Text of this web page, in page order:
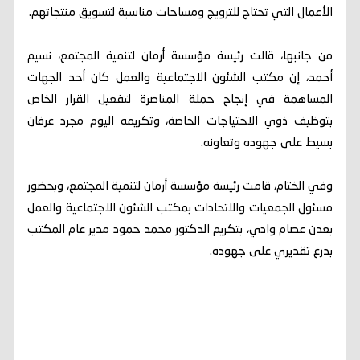
الأعمال التي تحتاج للترويج ومساحات مناسبة لتسويق منتجاتهم.
من جانبها، قالت رئيسة مؤسسة أرمان لتنمية المجتمع، نسيم
أحمد، إن مكتب الشئون الاجتماعية والعمل كان أحد الجهات
المساهمة في إنجاح حملة المناصرة لتفعيل القرار الخاص
بتوظيف ذوي الاحتياجات الخاصة، وتكريمه اليوم مجرد عرفان
بسيط على جهوده وتعاونه.
وفي الختام، قامت رئيسة مؤسسة أرمان لتنمية المجتمع، وبحضور
مسئول الجمعيات والاتحادات بمكتب الشئون الاجتماعية والعمل
بعدن عصام وادي، بتكريم الدكتور محمد حمود مدير عام المكتب
بدرع تقديري على جهوده.